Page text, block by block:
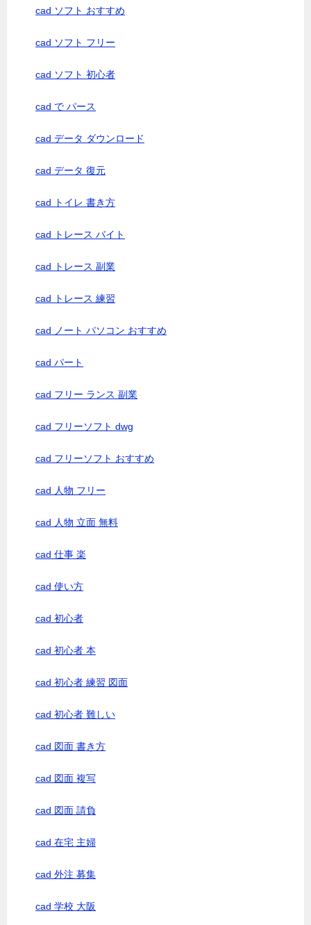
cad ソフト おすすめ
cad ソフト フリー
cad ソフト 初心者
cad で パース
cad データ ダウンロード
cad データ 復元
cad トイレ 書き方
cad トレース バイト
cad トレース 副業
cad トレース 練習
cad ノート パソコン おすすめ
cad パート
cad フリー ランス 副業
cad フリーソフト dwg
cad フリーソフト おすすめ
cad 人物 フリー
cad 人物 立面 無料
cad 仕事 楽
cad 使い方
cad 初心者
cad 初心者 本
cad 初心者 練習 図面
cad 初心者 難しい
cad 図面 書き方
cad 図面 複写
cad 図面 請負
cad 在宅 主婦
cad 外注 募集
cad 学校 大阪